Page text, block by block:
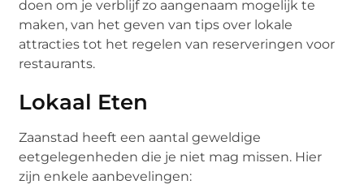
doen om je verblijf zo aangenaam mogelijk te
maken, van het geven van tips over lokale
attracties tot het regelen van reserveringen voor
restaurants.
Lokaal Eten
Zaanstad heeft een aantal geweldige
eetgelegenheden die je niet mag missen. Hier
zijn enkele aanbevelingen: